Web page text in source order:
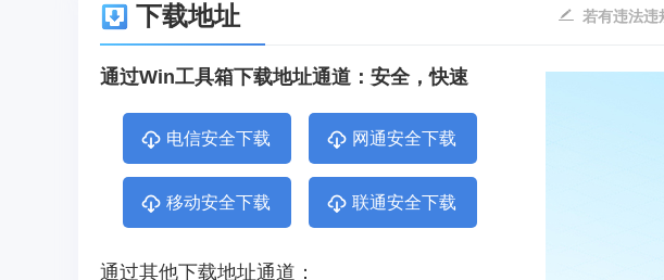
下载地址 若有违法违
通过Win工具箱下载地址通道：安全，快速
电信安全下载 网通安全下载
移动安全下载 联通安全下载
通过其他下载地址通道：